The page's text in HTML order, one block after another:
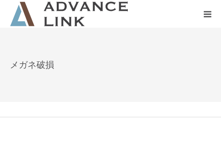
メガネ破損
会社概要